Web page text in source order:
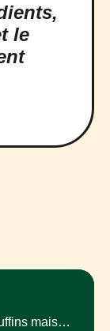
le
Comment réussir de bons muffins maison : texture, astuces et idées à essayer